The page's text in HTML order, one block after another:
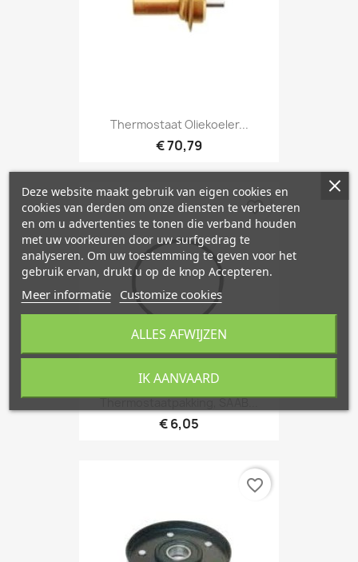
Thermostaat Oliekoeler...
€ 70,79
Thermostaatpakking, SAAB...
€ 6,05
favorite_border
favorite_border
Deze website maakt gebruik van eigen cookies en
cookies van derden om onze diensten te verbeteren
en om u advertenties te tonen die verband houden
met uw voorkeuren door uw surfgedrag te
analyseren. Om uw toestemming te geven voor het
gebruik ervan, drukt u op de knop Accepteren.
Meer informatie Customize cookies
ALLES AFWIJZEN
IK AANVAARD